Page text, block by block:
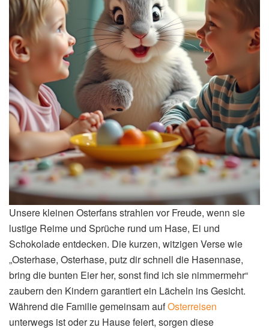
Unsere kleinen Osterfans strahlen vor Freude, wenn sie
lustige Reime und Sprüche rund um Hase, Ei und
Schokolade entdecken. Die kurzen, witzigen Verse wie
„Osterhase, Osterhase, putz dir schnell die Hasennase,
bring die bunten Eier her, sonst find ich sie nimmermehr“
zaubern den Kindern garantiert ein Lächeln ins Gesicht.
Während die Familie gemeinsam aufOsterreisen
unterwegs ist oder zu Hause feiert, sorgen diese